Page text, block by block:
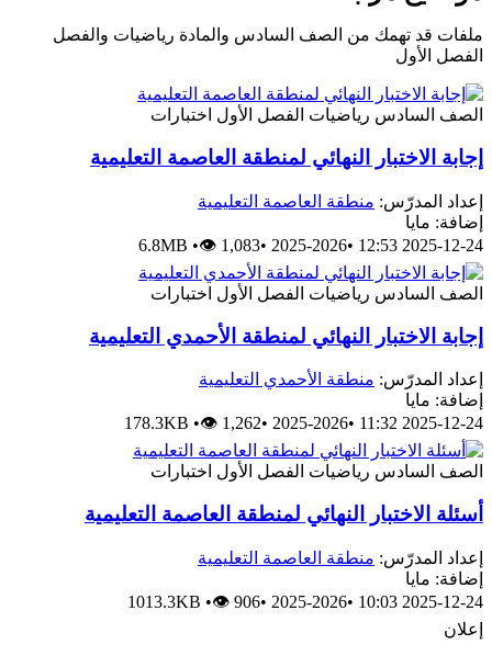
ملفات قد تهمك من الصف السادس والمادة رياضيات والفصل
الفصل الأول
الصف السادس رياضيات الفصل الأول اختبارات
إجابة الاختبار النهائي لمنطقة العاصمة التعليمية
إعداد المدرّس: منطقة العاصمة التعليمية
إضافة: مايا
2025-12-24 12:53
•
2025-2026
•
6.8MB •👁 1,083
الصف السادس رياضيات الفصل الأول اختبارات
إجابة الاختبار النهائي لمنطقة الأحمدي التعليمية
إعداد المدرّس: منطقة الأحمدي التعليمية
إضافة: مايا
2025-12-24 11:32
•
2025-2026
•
178.3KB •👁 1,262
الصف السادس رياضيات الفصل الأول اختبارات
أسئلة الاختبار النهائي لمنطقة العاصمة التعليمية
إعداد المدرّس: منطقة العاصمة التعليمية
إضافة: مايا
2025-12-24 10:03
•
2025-2026
•
1013.3KB •👁 906
إعلان